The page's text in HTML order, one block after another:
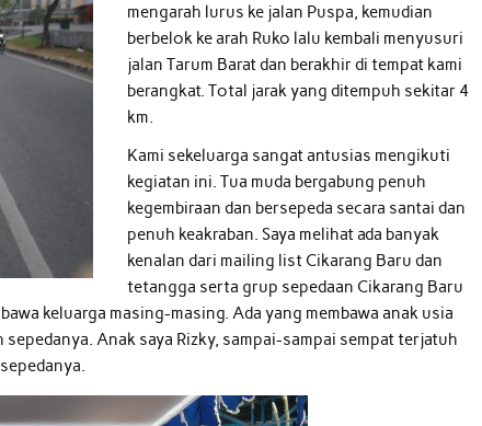
mengarah lurus ke jalan Puspa, kemudian
berbelok ke arah Ruko lalu kembali menyusuri
jalan Tarum Barat dan berakhir di tempat kami
berangkat. Total jarak yang ditempuh sekitar 4
km.
Kami sekeluarga sangat antusias mengikuti
kegiatan ini. Tua muda bergabung penuh
kegembiraan dan bersepeda secara santai dan
penuh keakraban. Saya melihat ada banyak
kenalan dari mailing list Cikarang Baru dan
tetangga serta grup sepedaan Cikarang Baru
keluarga masing-masing. Ada yang membawa anak usia
Anak saya Rizky, sampai-sampai sempat terjatuh